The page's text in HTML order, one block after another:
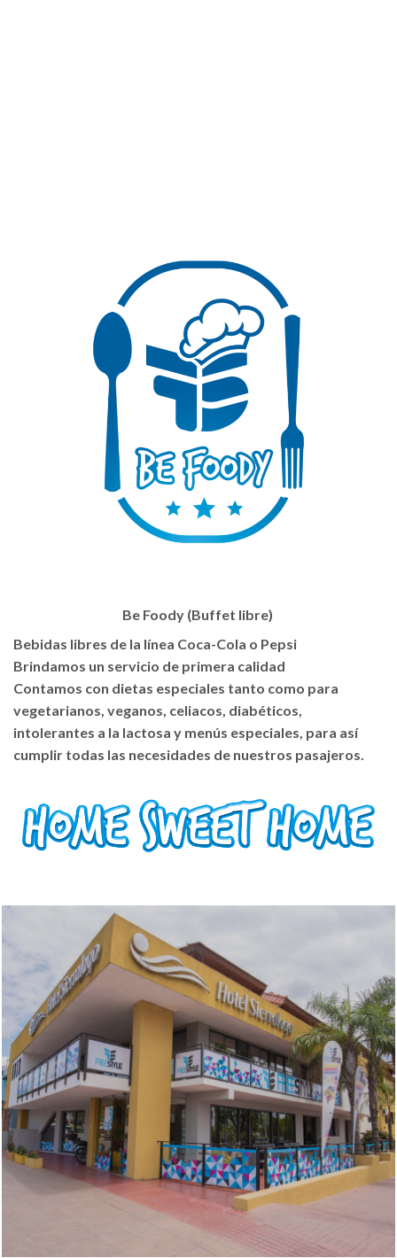
Be Foody(Buffet libre)
Bebidas libres de la línea Coca-Cola o Pepsi
Brindamos un servicio de primera calidad
Contamos con dietas especiales tanto como para
vegetarianos, veganos, celiacos, diabéticos,
intolerantes a la lactosa y menús especiales, para así
cumplir todas las necesidades de nuestros pasajeros.